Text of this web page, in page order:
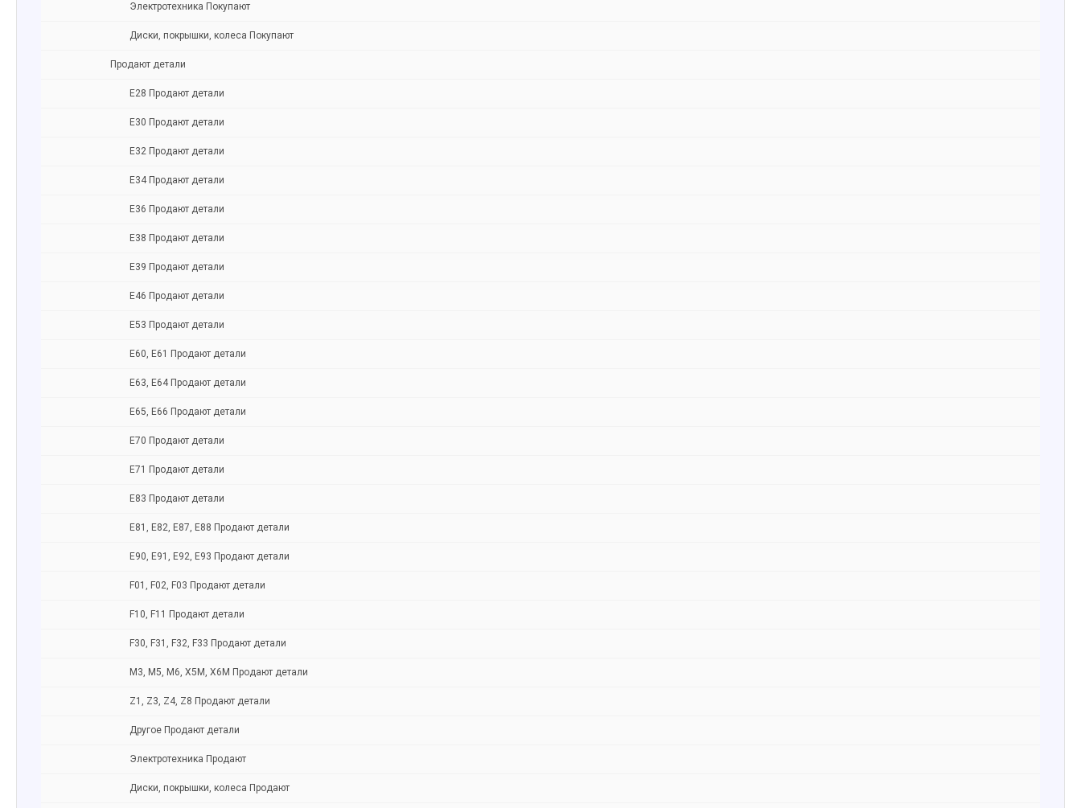
Электротехника Покупают
Диски, покрышки, колеса Покупают
Продают детали
Е28 Продают детали
Е30 Продают детали
Е32 Продают детали
Е34 Продают детали
Е36 Продают детали
Е38 Продают детали
Е39 Продают детали
Е46 Продают детали
Е53 Продают детали
Е60, E61 Продают детали
Е63, E64 Продают детали
Е65, Е66 Продают детали
Е70 Продают детали
Е71 Продают детали
Е83 Продают детали
E81, E82, E87, E88 Продают детали
Е90, E91, E92, E93 Продают детали
F01, F02, F03 Продают детали
F10, F11 Продают детали
F30, F31, F32, F33 Продают детали
M3, M5, M6, X5M, X6M Продают детали
Z1, Z3, Z4, Z8 Продают детали
Другое Продают детали
Электротехника Продают
Диски, покрышки, колеса Продают